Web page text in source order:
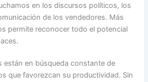
en los discursos políticos, los
de los vendedores. Más
permite reconocer todo el potencial
están en búsqueda constante de
que favorezcan su productividad. Sin